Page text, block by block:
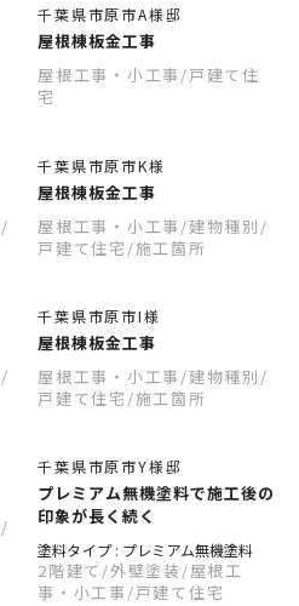
千葉県市原市A様邸
屋根棟板金工事
屋根工事・小工事 /戸建て住
宅
/
千葉県市原市K様
屋根棟板金工事
屋根工事・小工事 /建物種別 /
戸建て住宅 /施工箇所
/
千葉県市原市I様
屋根棟板金工事
屋根工事・小工事 /建物種別 /
戸建て住宅 /施工箇所
/
千葉県市原市Y様邸
プレミアム無機塗料で施工後の
印象が長く続く
塗料タイプ : プレミアム無機塗料
2階建て /外壁塗装 /屋根工
事・小工事 /戸建て住宅